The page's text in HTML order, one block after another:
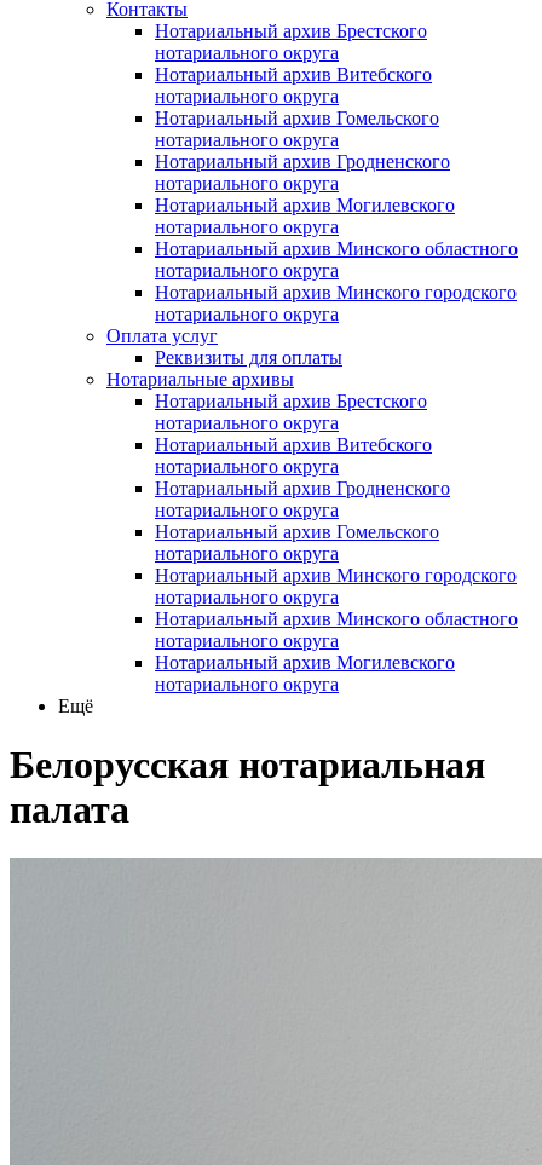
Контакты
Нотариальный архив Брестского
нотариального округа
Нотариальный архив Витебского
нотариального округа
Нотариальный архив Гомельского
нотариального округа
Нотариальный архив Гродненского
нотариального округа
Нотариальный архив Могилевского
нотариального округа
Нотариальный архив Минского областного
нотариального округа
Нотариальный архив Минского городского
нотариального округа
Оплата услуг
Реквизиты для оплаты
Нотариальные архивы
Нотариальный архив Брестского
нотариального округа
Нотариальный архив Витебского
нотариального округа
Нотариальный архив Гродненского
нотариального округа
Нотариальный архив Гомельского
нотариального округа
Нотариальный архив Минского городского
нотариального округа
Нотариальный архив Минского областного
нотариального округа
Нотариальный архив Могилевского
нотариального округа
Ещё
Белорусская нотариальная
палата